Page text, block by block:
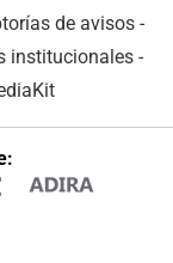
de avisos -
institucionales -